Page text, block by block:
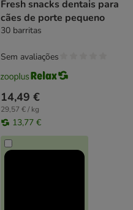
Fresh snacks dentais para
cães de porte pequeno
30 barritas
14,49 €
29,57 € / kg
13,77 €
Sem avaliações